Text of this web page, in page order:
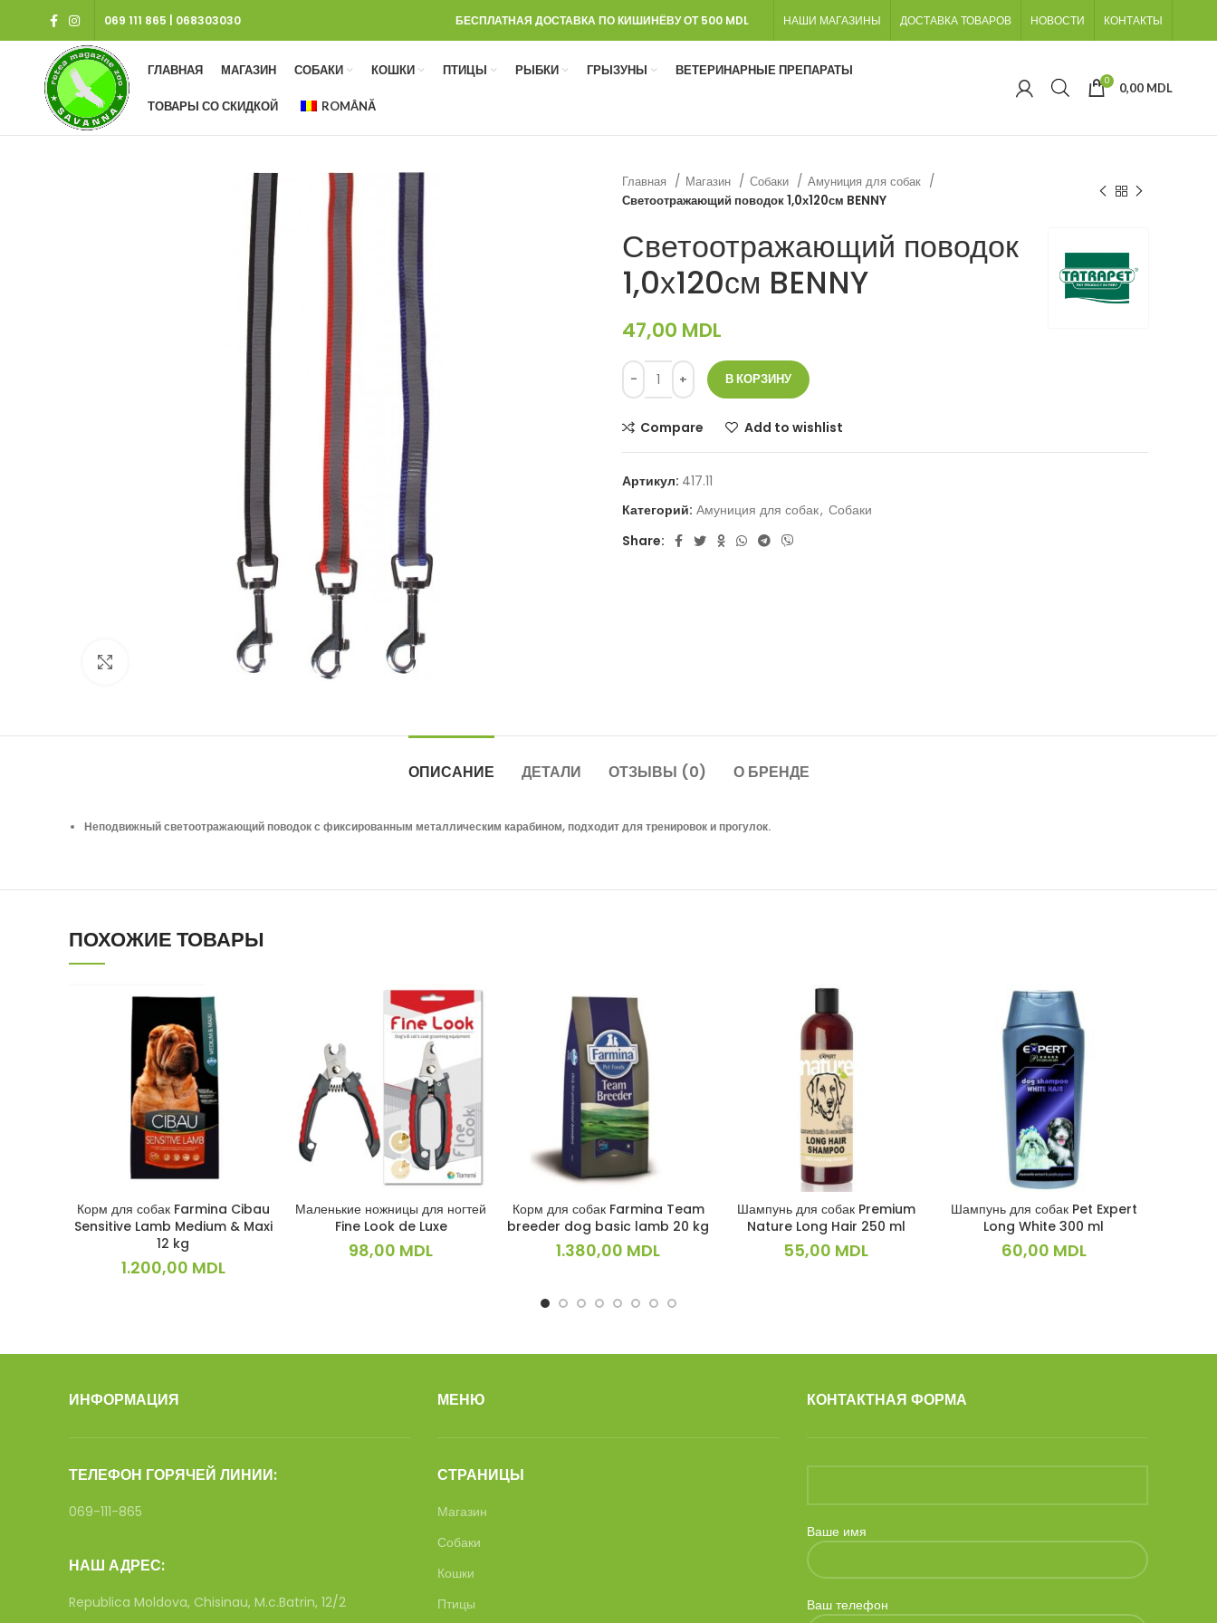
069 111 865 068303030 БЕСПЛАТНАЯ ДОСТАВКА ПО КИШИНЁВУ ОТ 500 MDL НАШИ МАГАЗИНЫ ДОСТАВКА ТОВАРОВ НОВОСТИ КОНТАКТЫ
ГЛАВНАЯ МАГАЗИН СОБАКИ КОШКИ ПТИЦЫ РЫБКИ ГРЫЗУНЫ ВЕТЕРИНАРНЫЕ ПРЕПАРАТЫ
ТОВАРЫ СО СКИДКОЙ ROMÂNĂ
0 0,00 MDL
Нажмите, чтобы увеличить
Главная Магазин Собаки
Амуниция для собак
Светоотражающий поводок 1,0х120см BENNY
Светоотражающий поводок
1,0х120см BENNY
47,00 MDL
В КОРЗИНУ
Compare Add to wishlist
Артикул: 417.11
Категорий: Амуниция для собак, Собаки
Share:
ОПИСАНИЕ ДЕТАЛИ ОТЗЫВЫ (0) О БРЕНДЕ
Неподвижный светоотражающий поводок с фиксированным металлическим карабином, подходит для тренировок и прогулок.
ПОХОЖИЕ ТОВАРЫ
В КОРЗИНУ
Корм для собак Farmina Cibau
Sensitive Lamb Medium & Maxi
12 kg
1.200,00 MDL
В КОРЗИНУ
Маленькие ножницы для ногтей
Fine Look de Luxe
98,00 MDL
В КОРЗИНУ
Корм для собак Farmina Team
breeder dog basic lamb 20 kg
1.380,00 MDL
В КОРЗИНУ
Шампунь для собак Premium
Nature Long Hair 250 ml
55,00 MDL
В КОРЗИНУ
Шампунь для собак Pet Expert
Long White 300 ml
60,00 MDL
ИНФОРМАЦИЯ
ТЕЛЕФОН ГОРЯЧЕЙ ЛИНИИ:
069-111-865
НАШ АДРЕС:
Republica Moldova, Chisinau, M.c.Batrin, 12/2
МЕНЮ
СТРАНИЦЫ
Магазин
Собаки
Кошки
Птицы
КОНТАКТНАЯ ФОРМА
Ваше имя
Ваш телефон